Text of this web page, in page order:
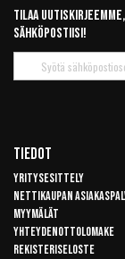
Tilaa
sähköpostiisi!
uutiskirje
Tiedot
Yritysesittely
Nettikaupan
Myymälät
Yhteydenottolomake
Rekisteriseloste